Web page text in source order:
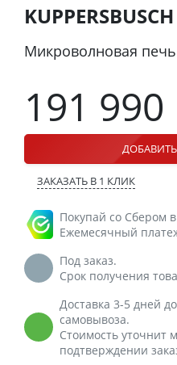
Микроволновая печь
191 990
ЗАКАЗАТЬ В 1 КЛИК
Покупай со Сбером
Ежемесячный
Под заказ.
Срок получения
Доставка 3-5 дней
самовывоза.
Стоимость уточнит
подтверждении